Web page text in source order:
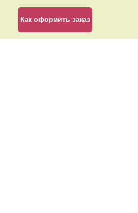
Как оформить заказ